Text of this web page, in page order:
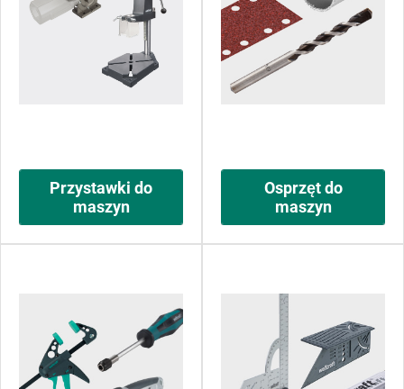
Przystawki do
maszyn
Osprzęt do
maszyn